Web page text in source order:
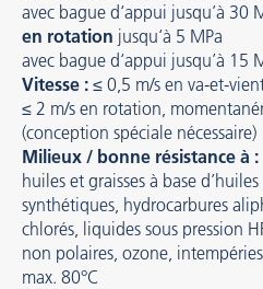
avec bague d‘appui jusqu’à 30
en rotation jusqu‘à 5 MPa
avec bague d‘appui jusqu’à 15
Vitesse : ≤ 0,5 m/s en va-et-
≤ 2 m/s en rotation,
(conception spéciale nécessaire)
Milieux / bonne résistance à :
huiles et graisses à base
synthétiques, hydrocarbures
chlorés, liquides sous pression
non polaires, ozone,
max. 80°C